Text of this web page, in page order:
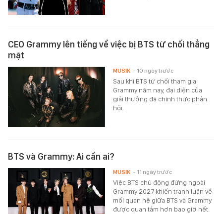
CEO Grammy lên tiếng về việc bị BTS từ chối thẳng
mặt
Sau khi BTS từ chối tham gia
Grammy năm nay, đại diện của
giải thưởng đã chính thức phản
hồi.
MUSIK - 10 ngày trước
BTS và Grammy: Ai cần ai?
Việc BTS chủ động đứng ngoài
Grammy 2027 khiến tranh luận về
mối quan hệ giữa BTS và Grammy
được quan tâm hơn bao giờ hết.
MUSIK - 11 ngày trước